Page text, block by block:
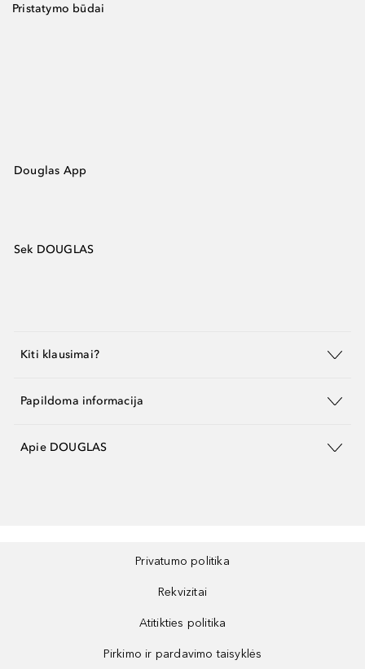
Pristatymo būdai
Douglas App
Sek DOUGLAS
Kiti klausimai?
Papildoma informacija
Apie DOUGLAS
Privatumo politika
Rekvizitai
Atitikties politika
Pirkimo ir pardavimo taisyklės